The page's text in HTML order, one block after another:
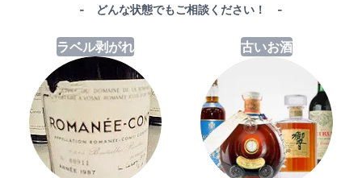
- どんな状態でもご相談ください！ -
ラベル剥がれ 古いお酒